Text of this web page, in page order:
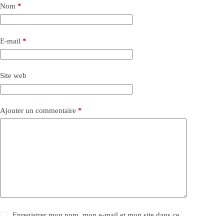
Nom *
E-mail *
Site web
Ajouter un commentaire *